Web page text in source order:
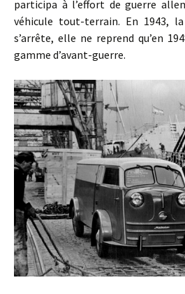
participa à l’effort de guerre
véhicule tout-terrain. En 1943,
s’arrête, elle ne reprend qu’en
gamme d’avant-guerre.